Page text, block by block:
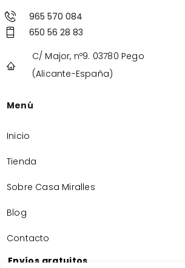
965 570 084
650 56 28 83
C/ Major, nº9. 03780 Pego
(Alicante-España)
Menú
Inicio
Tienda
Sobre Casa Miralles
Blog
Contacto
Envíos gratuitos